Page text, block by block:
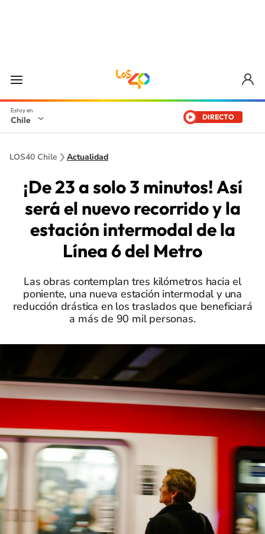
Chile DIRECTO
LOS40 Chile Actualidad
¡De 23 a solo 3 minutos! Así
será el nuevo recorrido y la
estación intermodal de la
Línea 6 del Metro
Las obras contemplan tres kilómetros hacia el
poniente, una nueva estación intermodal y una
reducción drástica en los traslados que beneficiará
a más de 90 mil personas.